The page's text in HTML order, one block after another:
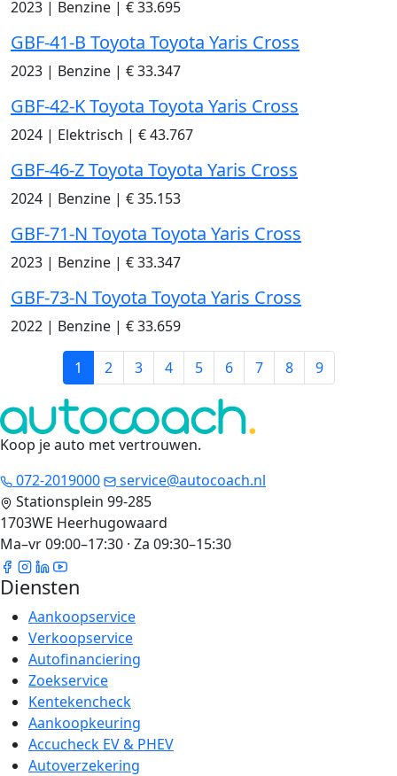
2023 | Benzine | € 33.695
GBF-41-B Toyota Toyota Yaris Cross
2023 | Benzine | € 33.347
GBF-42-K Toyota Toyota Yaris Cross
2024 | Elektrisch | € 43.767
GBF-46-Z Toyota Toyota Yaris Cross
2024 | Benzine | € 35.153
GBF-71-N Toyota Toyota Yaris Cross
2023 | Benzine | € 33.347
GBF-73-N Toyota Toyota Yaris Cross
2022 | Benzine | € 33.659
1 2 3 4 5 6 7 8 9
Koop je auto met vertrouwen.
072-2019000
service@autocoach.nl
Stationsplein 99-285
1703WE Heerhugowaard
Ma–vr 09:00–17:30 · Za 09:30–15:30
Diensten
Aankoopservice
Verkoopservice
Autofinanciering
Zoekservice
Kentekencheck
Aankoopkeuring
Accucheck EV & PHEV
Autoverzekering